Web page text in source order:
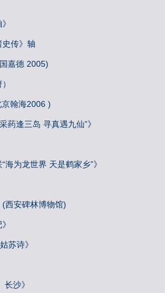
传》轴
嘉德 2005)
翰海2006 )
药逢三岛 寻真遇九仙”》
为龙世界 天是鹤家乡”》
西安碑林博物馆)
苏诗》
沙》